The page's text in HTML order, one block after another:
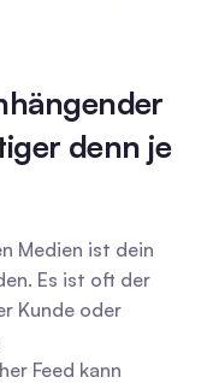
denn je
Medien ist dein
Es ist oft der
Kunde oder
Feed kann